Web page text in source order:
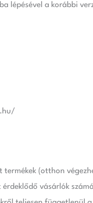
lépésével a korábbi
(otthon
vásárlók